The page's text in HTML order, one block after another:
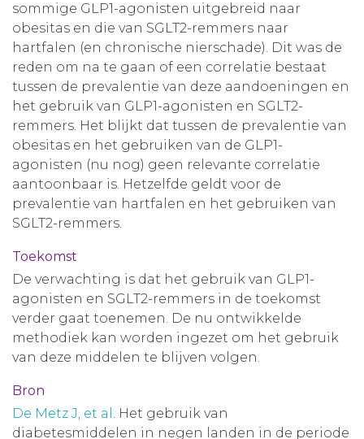
sommige GLP1-agonisten uitgebreid naar
obesitas en die van SGLT2-remmers naar
hartfalen (en chronische nierschade). Dit was de
reden om na te gaan of een correlatie bestaat
tussen de prevalentie van deze aandoeningen en
het gebruik van GLP1-agonisten en SGLT2-
remmers. Het blijkt dat tussen de prevalentie van
obesitas en het gebruiken van de GLP1-
agonisten (nu nog) geen relevante correlatie
aantoonbaar is. Hetzelfde geldt voor de
prevalentie van hartfalen en het gebruiken van
SGLT2-remmers.
Toekomst
De verwachting is dat het gebruik van GLP1-
agonisten en SGLT2-remmers in de toekomst
verder gaat toenemen. De nu ontwikkelde
methodiek kan worden ingezet om het gebruik
van deze middelen te blijven volgen.
Bron
De Metz J, et al . Het gebruik van
diabetesmiddelen in negen landen in de periode